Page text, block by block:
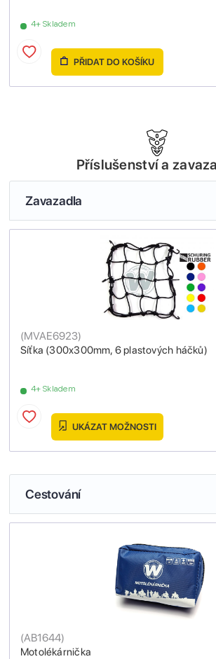
4+ Skladem
PŘIDAT DO KOŠÍKU
Příslušenství a
Zavazadla
Síťka (300x300mm, 6 plastových háčků)
(MVAE6923)
4+ Skladem
UKÁZAT MOŽNOSTI
Cestování
Motolékárnička
(AB1644)